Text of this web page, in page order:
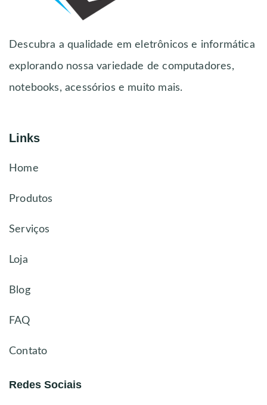
Descubra a qualidade em eletrônicos e informática
explorando nossa variedade de computadores,
notebooks, acessórios e muito mais.
Links
Home
Produtos
Serviços
Loja
Blog
FAQ
Contato
Redes Sociais